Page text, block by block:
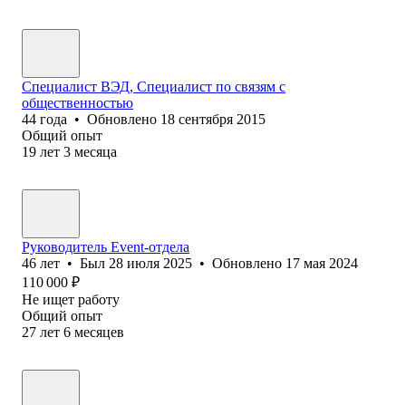
Специалист ВЭД, Специалист по связям с
общественностью
44 года • Обновлено 18 сентября 2015
Общий опыт
19 лет 3 месяца
Руководитель Event-отдела
46 лет • Был 28 июля 2025 • Обновлено 17 мая 2024
110 000 ₽
Не ищет работу
Общий опыт
27 лет 6 месяцев